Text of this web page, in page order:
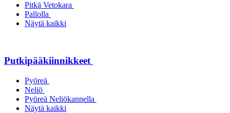
Pitkä Vetokara
Pallolla
Näytä kaikki
Putkipääkiinnikkeet
Pyöreä
Neliö
Pyöreä Neliökannella
Näytä kaikki